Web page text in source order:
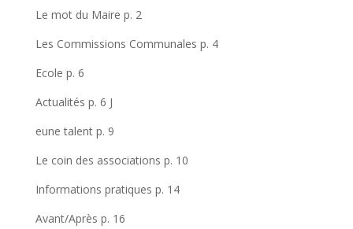
Le mot du Maire p. 2
Les Commissions Communales p. 4
Ecole p. 6
Actualités p. 6 J
eune talent p. 9
Le coin des associations p. 10
Informations pratiques p. 14
Avant/Après p. 16